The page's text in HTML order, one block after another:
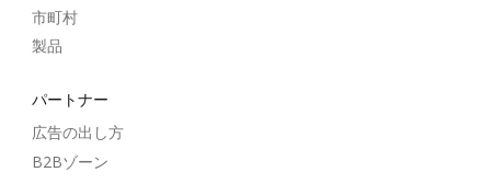
市町村
製品
パートナー
広告の出し方
B2Bゾーン